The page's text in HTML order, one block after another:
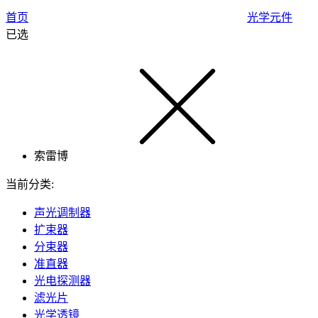
首页 光学元件
已选
索雷博
当前分类:
声光调制器
扩束器
分束器
准直器
光电探测器
滤光片
光学透镜